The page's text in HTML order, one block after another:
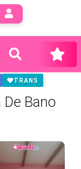
TRANS
Bano